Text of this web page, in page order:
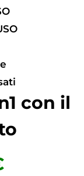
con il